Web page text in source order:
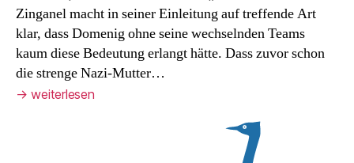
Zinganel macht in seiner Einleitung auf treffende Art
klar, dass Domenig ohne seine wechselnden Teams
kaum diese Bedeutung erlangt hätte. Dass zuvor schon
die strenge Nazi-Mutter…
→ weiterlesen